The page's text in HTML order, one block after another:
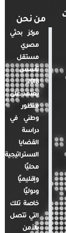
من نحن
مركز بحثي
مصري
مستقل
تأسس
2018.
يعتمد على
منظور
وطني في
دراسة
القضايا
الاستراتيجية
محليًا
وإقليميًا
ودوليًا
خاصة تلك
التي تتصل
بالأمن